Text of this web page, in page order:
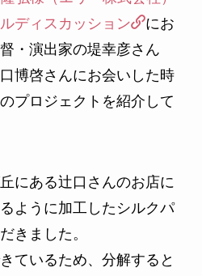
ディスカッション
にお
・演出家の堤幸彦さん
博啓さんにお会いした時
プロジェクトを紹介して
にある辻口さんのお店に
ように加工したシルクパ
きました。
ているため、分解すると